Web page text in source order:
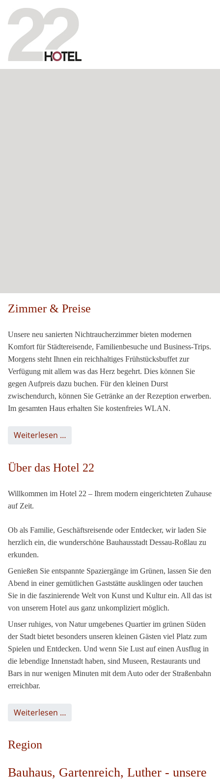
Zimmer & Preise
Unsere neu sanierten Nichtraucherzimmer bieten modernen
Komfort für Städtereisende, Familienbesuche und Business-Trips.
Morgens steht Ihnen ein reichhaltiges Frühstücksbuffet zur
Verfügung mit allem was das Herz begehrt. Dies können Sie
gegen Aufpreis dazu buchen. Für den kleinen Durst
zwischendurch, können Sie Getränke an der Rezeption erwerben.
Im gesamten Haus erhalten Sie kostenfreies WLAN.
Weiterlesen …
Über das Hotel 22
Willkommen im Hotel 22 – Ihrem modern eingerichteten Zuhause
auf Zeit.
Ob als Familie, Geschäftsreisende oder Entdecker, wir laden Sie
herzlich ein, die wunderschöne Bauhausstadt Dessau-Roßlau zu
erkunden.
Genießen Sie entspannte Spaziergänge im Grünen, lassen Sie den
Abend in einer gemütlichen Gaststätte ausklingen oder tauchen
Sie in die faszinierende Welt von Kunst und Kultur ein. All das ist
von unserem Hotel aus ganz unkompliziert möglich.
Unser ruhiges, von Natur umgebenes Quartier im grünen Süden
der Stadt bietet besonders unseren kleinen Gästen viel Platz zum
Spielen und Entdecken. Und wenn Sie Lust auf einen Ausflug in
die lebendige Innenstadt haben, sind Museen, Restaurants und
Bars in nur wenigen Minuten mit dem Auto oder der Straßenbahn
erreichbar.
Weiterlesen …
Region
Bauhaus, Gartenreich, Luther - unsere